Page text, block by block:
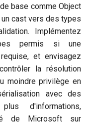
base comme Object
cast vers des types
Implémentez
permis si une
et envisagez
la résolution
moindre privilège en
avec des
d'informations,
de Microsoft sur